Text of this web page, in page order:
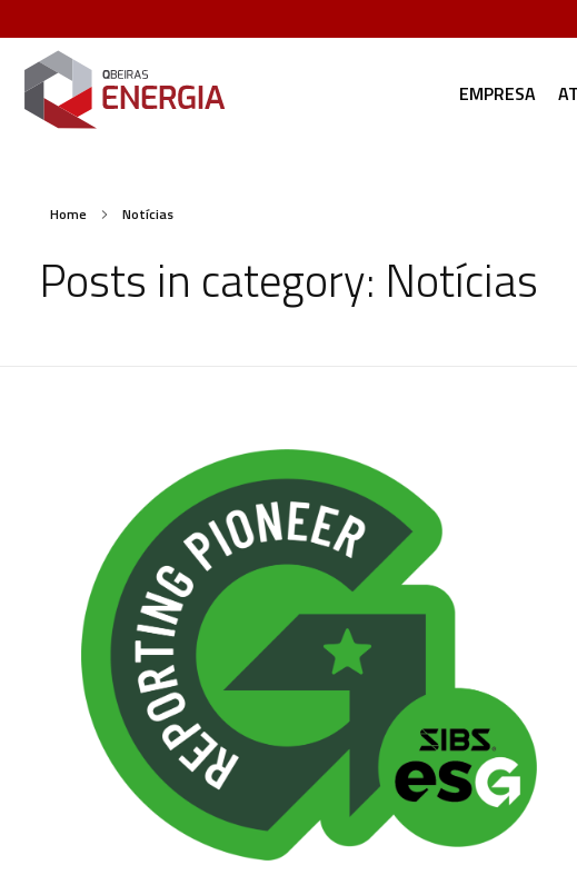
Qbeiras Energia
EMPRESA
Home Notícias
Posts in category: Notícias